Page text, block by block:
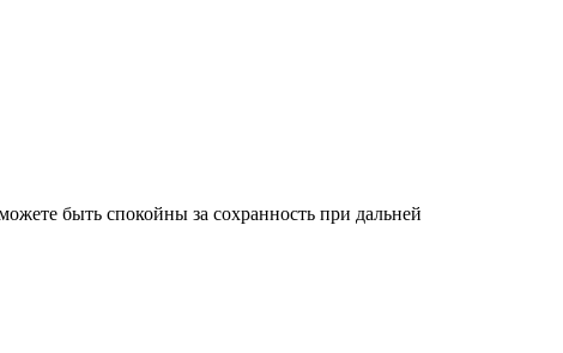
быть спокойны за сохранность при дальней